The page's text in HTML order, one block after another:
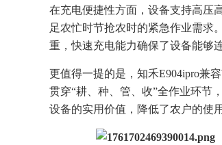
在充电便捷性方面，设备支持高压
足农忙时节抢农时的紧急作业需
重，快速充电能力确保了设备能够
更值得一提的是，知禾E904ipro兼
贯穿“耕、种、管、收”全作业环节
设备的实用价值，降低了农户的使